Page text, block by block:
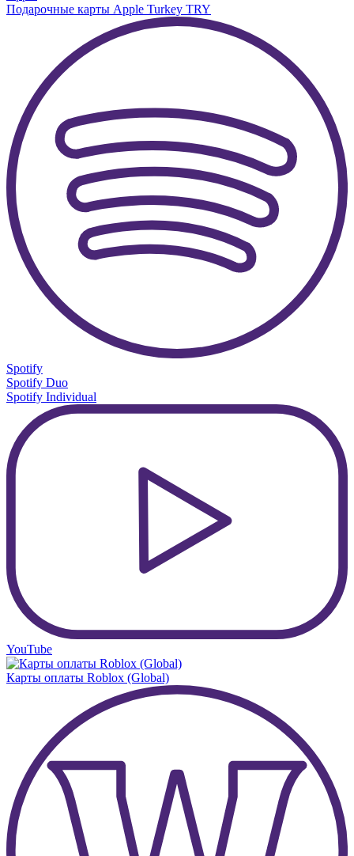
Подарочные карты Apple Turkey TRY
Spotify
Spotify Duo
Spotify Individual
YouTube
Карты оплаты Roblox (Global)